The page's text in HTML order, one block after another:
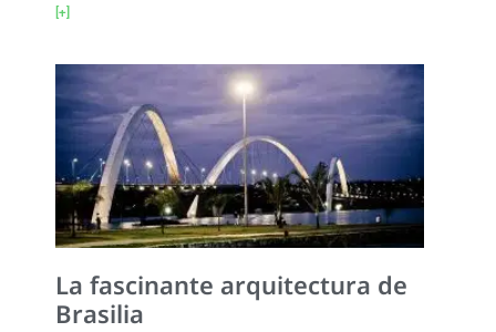
[+]
La fascinante arquitectura de
Brasilia